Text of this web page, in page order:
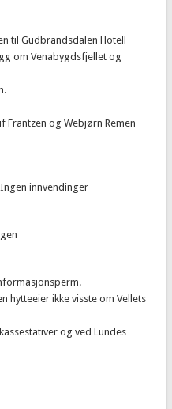
til Gudbrandsdalen Hotell
om Venabygdsfjellet og
Frantzen og Webjørn Remen
innvendinger
hytteeier ikke visste om Vellets
og ved Lundes